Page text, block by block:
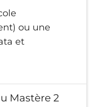
et IA
MLOps et
formation
ou une
et
Mastère 2